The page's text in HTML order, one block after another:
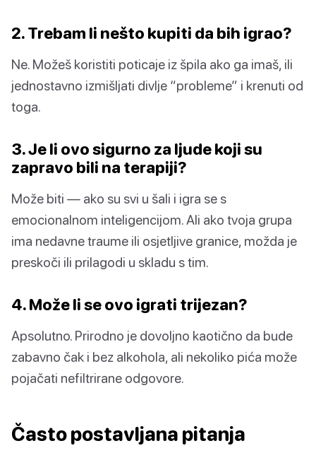
2. Trebam li nešto kupiti da bih igrao?
Ne. Možeš koristiti poticaje iz špila ako ga imaš, ili
jednostavno izmišljati divlje “probleme” i krenuti od
toga.
3. Je li ovo sigurno za ljude koji su
zapravo bili na terapiji?
Može biti — ako su svi u šali i igra se s
emocionalnom inteligencijom. Ali ako tvoja grupa
ima nedavne traume ili osjetljive granice, možda je
preskoči ili prilagodi u skladu s tim.
4. Može li se ovo igrati trijezan?
Apsolutno. Prirodno je dovoljno kaotično da bude
zabavno čak i bez alkohola, ali nekoliko pića može
pojačati nefiltrirane odgovore.
Často postavljana pitanja